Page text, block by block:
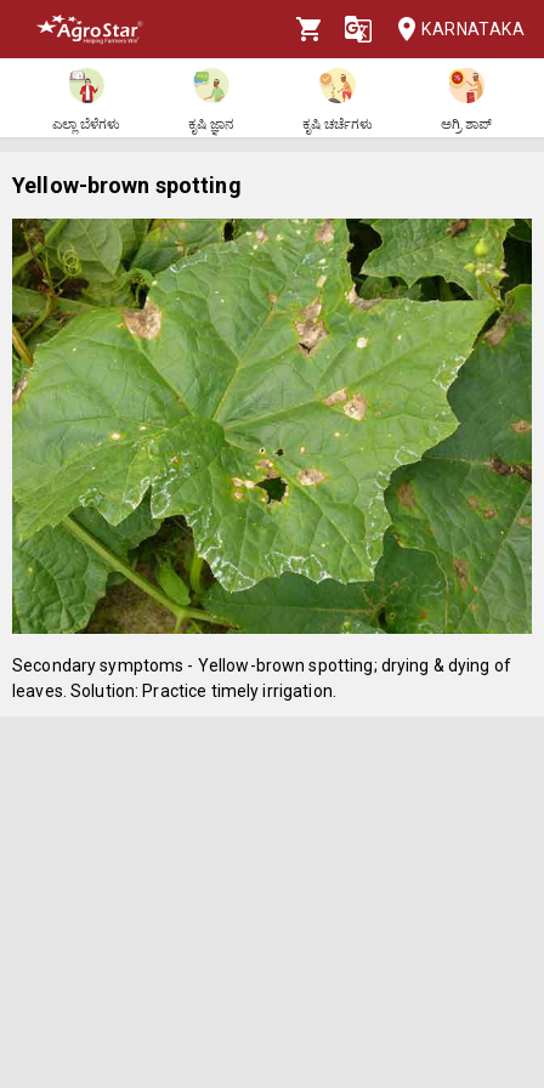
KARNATAKA
ಎಲ್ಲಾ ಬೆಳೆಗಳು ಕೃಷಿ ಜ್ಞಾನ ಕೃಷಿ ಚರ್ಚೆಗಳು ಅಗ್ರಿ ಶಾಪ್
Yellow-brown spotting
Secondary symptoms - Yellow-brown spotting; drying & dying of
leaves. Solution: Practice timely irrigation.